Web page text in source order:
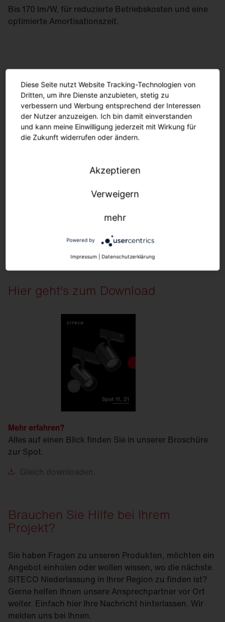
Bis 170 lm/W, für reduzierte Betriebskosten und eine
optimierte Amortisationszeit.
Minimaler Materialverbrauch und recycelbare
gefertigt, schnell und umweltfreundlich geliefert.
Hier geht's zum Download
Mehr erfahren?
Alles auf einen Blick finden Sie in unserer Broschüre
zur Spot.
Gleich downloaden.
Brauchen Sie Hilfe bei Ihrem
Projekt?
Sie haben Fragen zu unseren Produkten, möchten ein
Angebot einholen oder wollen wissen, wo die nächste
SITECO Niederlassung in Ihrer Region zu finden ist?
Gerne helfen Ihnen unsere Ansprechpartner vor Ort
weiter. Einfach hier Ihre Nachricht hinterlassen. Wir
melden uns bei Ihnen.
Diese Seite nutzt Website Tracking-Technologien von
Dritten, um ihre Dienste anzubieten, stetig zu
verbessern und Werbung entsprechend der Interessen
der Nutzer anzuzeigen. Ich bin damit einverstanden
und kann meine Einwilligung jederzeit mit Wirkung für
die Zukunft widerrufen oder ändern.
Akzeptieren
Verweigern
mehr
Powered by
Impressum | Datenschutzerklärung